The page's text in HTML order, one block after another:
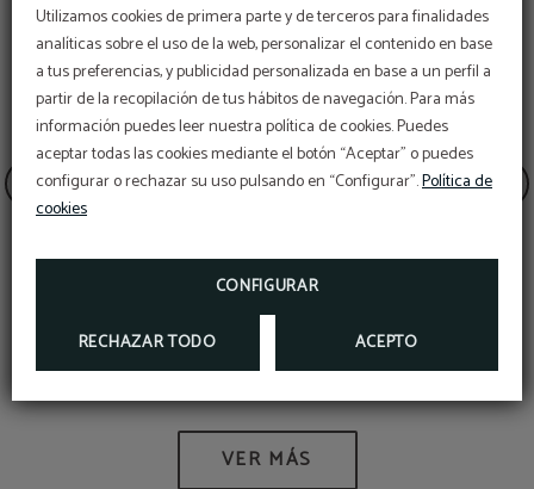
Utilizamos cookies de primera parte y de terceros para finalidades
analíticas sobre el uso de la web, personalizar el contenido en base
a tus preferencias, y publicidad personalizada en base a un perfil a
partir de la recopilación de tus hábitos de navegación. Para más
información puedes leer nuestra política de cookies. Puedes
aceptar todas las cookies mediante el botón “Aceptar” o puedes
configurar o rechazar su uso pulsando en “Configurar”.Política de
cookies
CONFIGURAR
RECHAZAR TODO ACEPTO
Circuitos Spa
Descuento adicional con el código PROMOWEB